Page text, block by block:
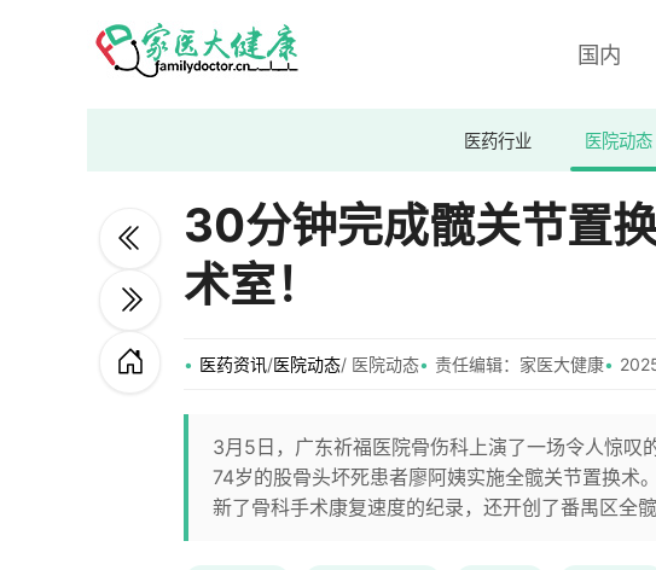
国内
医药行业 医院动态
30分钟完成髋关节置
术室！
医药资讯/医院动态/ 医院动态 责任编辑：家医大健康
3月5日，广东祈福医院骨伤科上演了一场令人惊叹
74岁的股骨头坏死患者廖阿姨实施全髋关节置换术
新了骨科手术康复速度的纪录，还开创了番禺区全